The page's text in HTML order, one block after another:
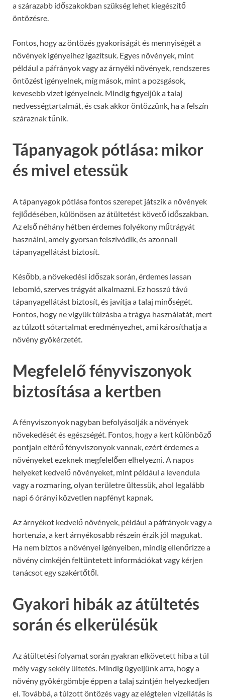
a szárazabb időszakokban szükség lehet kiegészítő
öntözésre.
Fontos, hogy az öntözés gyakoriságát és mennyiségét a
növények igényeihez igazítsuk. Egyes növények, mint
például a páfrányok vagy az árnyéki növények, rendszeres
öntözést igényelnek, míg mások, mint a pozsgások,
kevesebb vizet igényelnek. Mindig figyeljük a talaj
nedvességtartalmát, és csak akkor öntözzünk, ha a felszín
száraznak tűnik.
Tápanyagok pótlása: mikor
és mivel etessük
A tápanyagok pótlása fontos szerepet játszik a növények
fejlődésében, különösen az átültetést követő időszakban.
Az első néhány hétben érdemes folyékony műtrágyát
használni, amely gyorsan felszívódik, és azonnali
tápanyagellátást biztosít.
Később, a növekedési időszak során, érdemes lassan
lebomló, szerves trágyát alkalmazni. Ez hosszú távú
tápanyagellátást biztosít, és javítja a talaj minőségét.
Fontos, hogy ne vigyük túlzásba a trágya használatát, mert
az túlzott sótartalmat eredményezhet, ami károsíthatja a
növény gyökérzetét.
Megfelelő fényviszonyok
biztosítása a kertben
A fényviszonyok nagyban befolyásolják a növények
növekedését és egészségét. Fontos, hogy a kert különböző
pontjain eltérő fényviszonyok vannak, ezért érdemes a
növényeket ezeknek megfelelően elhelyezni. A napos
helyeket kedvelő növényeket, mint például a levendula
vagy a rozmaring, olyan területre ültessük, ahol legalább
napi 6 órányi közvetlen napfényt kapnak.
Az árnyékot kedvelő növények, például a páfrányok vagy a
hortenzia, a kert árnyékosabb részein érzik jól magukat.
Ha nem biztos a növényei igényeiben, mindig ellenőrizze a
növény címkéjén feltüntetett információkat vagy kérjen
tanácsot egy szakértőtől.
Gyakori hibák az átültetés
során és elkerülésük
Az átültetési folyamat során gyakran elkövetett hiba a túl
mély vagy sekély ültetés. Mindig ügyeljünk arra, hogy a
növény gyökérgömbje éppen a talaj szintjén helyezkedjen
el. Továbbá, a túlzott öntözés vagy az elégtelen vízellátás is